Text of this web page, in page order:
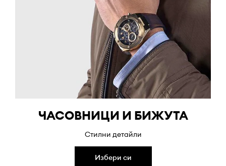
ЧАСОВНИЦИ И БИЖУТА
Стилни детайли
Избери си